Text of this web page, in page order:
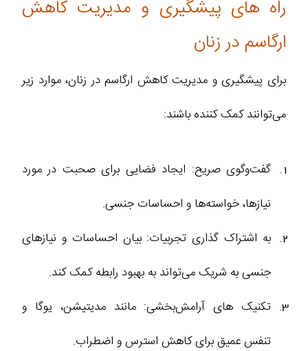
راه‌ های پیشگیری و مدیریت کاهش
ارگاسم در زنان
برای پیشگیری و مدیریت کاهش ارگاسم در زنان، موارد زیر
می‌توانند کمک‌ کننده باشند:
گفت‌وگوی صریح: ایجاد فضایی برای صحبت در مورد
نیازها، خواسته‌ها و احساسات جنسی.
به اشتراک گذاری تجربیات: بیان احساسات و نیازهای
جنسی به شریک می‌تواند به بهبود رابطه کمک کند.
تکنیک‌ های آرامش‌بخشی: مانند مدیتیشن، یوگا و
تنفس عمیق برای کاهش استرس و اضطراب.